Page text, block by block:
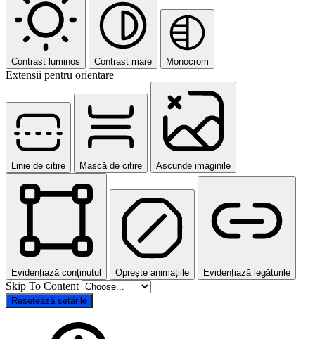
Contrast luminos Contrast mare Monocrom
Extensii pentru orientare
Linie de citire Mască de citire Ascunde imaginile
Evidențiază conținutul Oprește animațiile Evidențiază legăturile
Skip To Content
Resetează setările